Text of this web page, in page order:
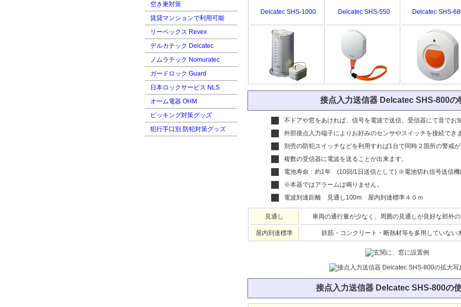
Delcatec SHS-1000 Delcatec SHS-550 Delcatec SHS-
接点入力送信器 Delcatec SHS-800の
不ドアや窓をあければ、信号を電波で送信。受信器にて音でお
外部接点入力端子によりお好みのセンサやスイッチを接続でき
別売の防犯スイッチなどを利用すれば1台で同時２箇所の警戒
複数の受信器に電波を送ることが出来ます。
電池寿命：約1年 (10回/1日送信として) ※電池切れ信号送信機
※本器ではアラームは鳴りません。
電波到達距離 見通し100m 屋内到達標準４０ｍ
見通し 車両の通行量が少なく、周囲の見通しが良好な郊外
屋内到達標準 鉄筋・コンクリート・断熱材等を多用していない
接点入力送信器 Delcatec SHS-800の
空き巣対策
賃貸マンションで利用可能
リーベックス Revex
デルカテック Delcatec
ノムラテック Nomuratec
ガードロック Guard
日本ロックサービス NLS
オーム電器 OHM
ピッキング対策グッズ
犯行手口別 防犯対策グッズ